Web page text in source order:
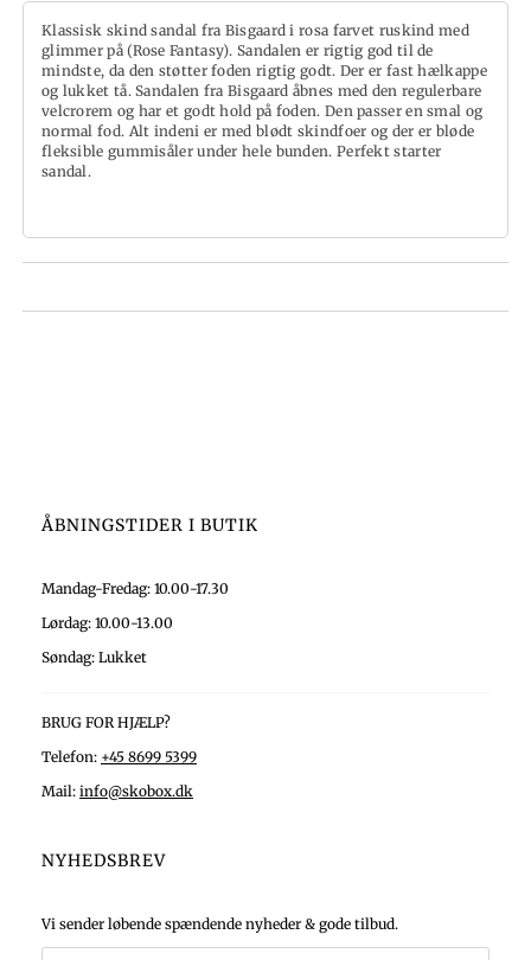
Klassisk skind sandal fra Bisgaard i rosa farvet ruskind med
glimmer på (Rose Fantasy). Sandalen er rigtig god til de
mindste, da den støtter foden rigtig godt. Der er fast hælkappe
og lukket tå. Sandalen fra Bisgaard åbnes med den regulerbare
velcrorem og har et godt hold på foden. Den passer en smal og
normal fod. Alt indeni er med blødt skindfoer og der er bløde
fleksible gummisåler under hele bunden. Perfekt starter
sandal.
ÅBNINGSTIDER I BUTIK
Mandag-Fredag: 10.00-17.30
Lørdag: 10.00-13.00
Søndag: Lukket
BRUG FOR HJÆLP?
Telefon: +45 8699 5399
Mail: info@skobox.dk
NYHEDSBREV
Vi sender løbende spændende nyheder & gode tilbud.